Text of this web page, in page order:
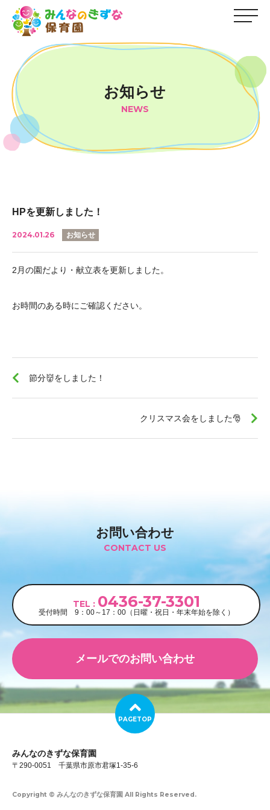
お知らせ
NEWS
HPを更新しました！
2024.01.26 お知らせ
2月の園だより・献立表を更新しました。
お時間のある時にご確認ください。
節分👹をしました！
クリスマス会をしました🎅
お問い合わせ
CONTACT US
TEL : 0436-37-3301
受付時間 9：00～17：00（日曜・祝日・年末年始を除く）
メールでのお問い合わせ
PAGETOP
みんなのきずな保育園
〒290-0051 千葉県市原市君塚1-35-6
Copyright © みんなのきずな保育園 All Rights Reserved.